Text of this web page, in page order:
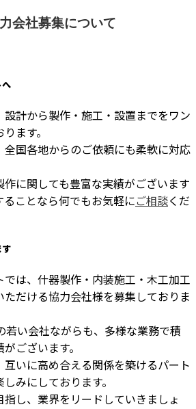
会社募集について
計から製作・施工・設置までをワン
ます。
国各地からのご依頼にも柔軟に対応
に関しても豊富な実績がございます
ことなら何でもお気軽にご相談くだ
は、什器製作・内装施工・木工加工
だける協力会社様を募集しておりま
若い会社ながらも、多様な業務で積
ございます。
いに高め合える関係を築けるパート
みにしております。
し、業界をリードしていきましょ